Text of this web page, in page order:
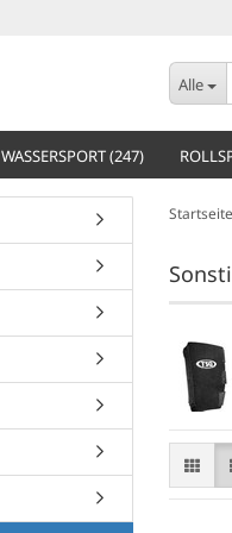
Alle
WASSERSPORT (247)
Startseite